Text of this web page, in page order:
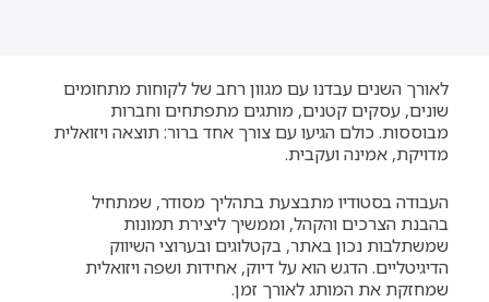
לאורך השנים עבדנו עם מגוון רחב של לקוחות מתחומים
שונים, עסקים קטנים, מותגים מתפתחים וחברות
מבוססות. כולם הגיעו עם צורך אחד ברור: תוצאה ויזואלית
מדויקת, אמינה ועקבית.
העבודה בסטודיו מתבצעת בתהליך מסודר, שמתחיל
בהבנת הצרכים והקהל, וממשיך ליצירת תמונות
שמשתלבות נכון באתר, בקטלוגים ובערוצי השיווק
הדיגיטליים. הדגש הוא על דיוק, אחידות ושפה ויזואלית
שמחזקת את המותג לאורך זמן.